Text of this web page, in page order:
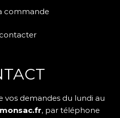
commande
vos demandes du lundi au
, par téléphone